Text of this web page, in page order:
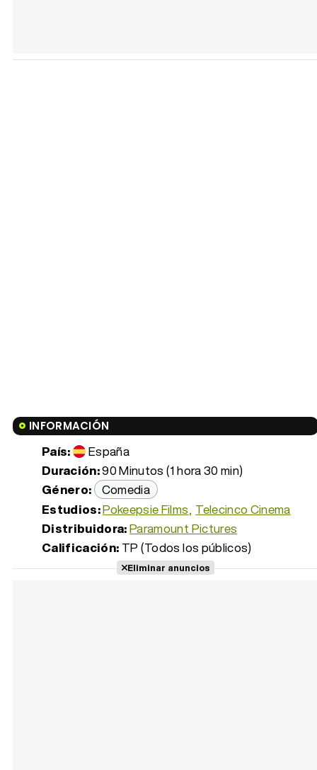
INFORMACIÓN
País:
España
Duración:90 Minutos (1 hora 30 min)
Género: Comedia
Estudios:Pokeepsie Films Telecinco Cinema
Distribuidora:Paramount Pictures
Calificación: TP (Todos los públicos)
Eliminar anuncios